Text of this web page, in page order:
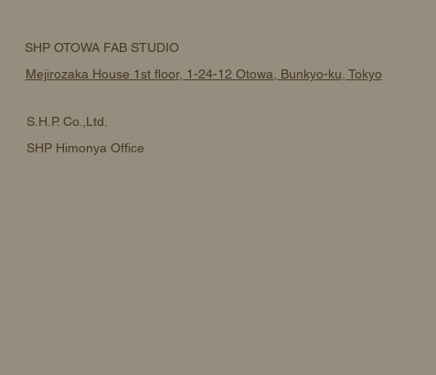
SHP OTOWA FAB STUDIO
Mejirozaka House 1st floor, 1-24-12 Otowa, Bunkyo-ku, Tokyo
S.H.P. Co.,Ltd.
SHP Himonya Office